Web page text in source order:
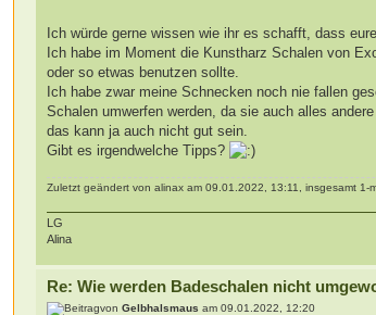
Ich würde gerne wissen wie ihr es schafft, dass
Ich habe im Moment die Kunstharz Schalen von
oder so etwas benutzen sollte.
Ich habe zwar meine Schnecken noch nie fallen
Schalen umwerfen werden, da sie auch alles
das kann ja auch nicht gut sein.
Gibt es irgendwelche Tipps?
Zuletzt geändert von alinax am 09.01.2022, 13:11, insgesamt 1-
LG
Alina
Re: Wie werden Badeschalen nicht
vonGelbhalsmaus am 09.01.2022, 12:20